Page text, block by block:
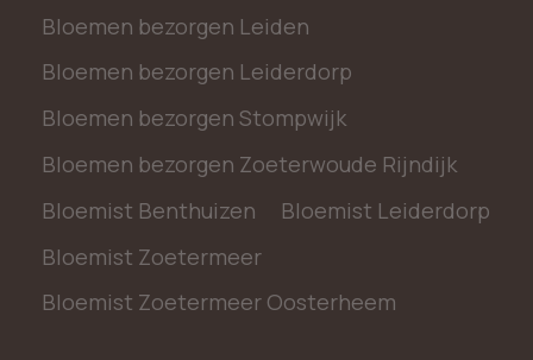
Bloemen bezorgen Leiden
Bloemen bezorgen Leiderdorp
Bloemen bezorgen Stompwijk
Bloemen bezorgen Zoeterwoude Rijndijk
Bloemist Benthuizen
Bloemist Leiderdorp
Bloemist Zoetermeer
Bloemist Zoetermeer Oosterheem